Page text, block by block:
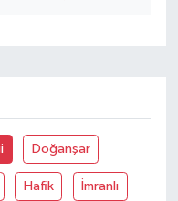
Doğanşar
Hafik İmranlı